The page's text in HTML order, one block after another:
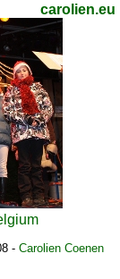
carolien.eu
- Carolien Coenen